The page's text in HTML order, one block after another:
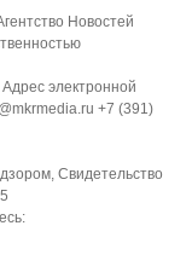
Новостей
электронной
+7 (391)
Свидетельство